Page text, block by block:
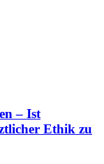
– Ist
Ethik zu